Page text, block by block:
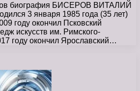
биография БИСЕРОВ ВИТАЛИЙ
3 января 1985 года (35 лет)
году окончил Псковский
искусств им. Римского-
году окончил Ярославский…